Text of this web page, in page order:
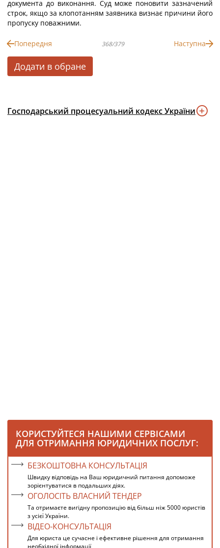
документа до виконання. Суд може поновити зазначений
строк, якщо за клопотанням заявника визнає причини його
пропуску поважними.
Попередня 368/379 Наступна
Додати в обране
Господарський процесуальний кодекс України
КОРИСТУЙТЕСЯ НАШИМИ СЕРВІСАМИ
ДЛЯ ОТРИМАННЯ ЮРИДИЧНИХ ПОСЛУГ:
БЕЗКОШТОВНА КОНСУЛЬТАЦІЯ
Швидку відповідь на Ваш юридичний питання допоможе
зорієнтуватися в подальших діях.
ОГОЛОСІТЬ ВЛАСНИЙ ТЕНДЕР
Та отримаєте вигідну пропозицію від більш ніж 5000 юристів
з усієї України.
ВІДЕО-КОНСУЛЬТАЦІЯ
Для юриста це сучасне і ефективне рішення для отримання
необхідної інформації